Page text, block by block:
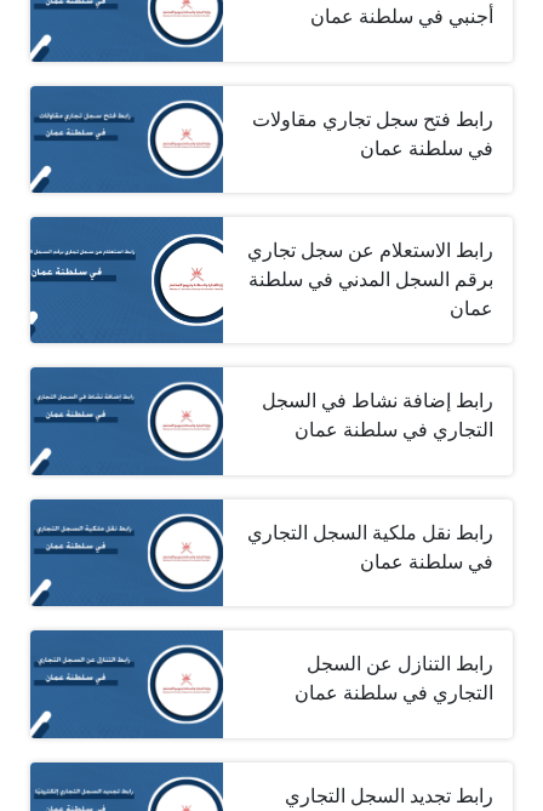
أجنبي في سلطنة عمان
رابط فتح سجل تجاري مقاولات
في سلطنة عمان
رابط الاستعلام عن سجل تجاري
برقم السجل المدني في سلطنة
عمان
رابط إضافة نشاط في السجل
التجاري في سلطنة عمان
رابط نقل ملكية السجل التجاري
في سلطنة عمان
رابط التنازل عن السجل
التجاري في سلطنة عمان
رابط تجديد السجل التجاري